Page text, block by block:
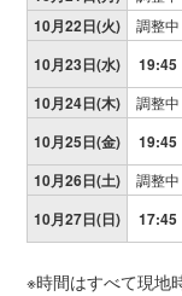
10月22日(火) 調整中
10月23日(水) 19:45
10月24日(木)
調整中
10月25日(金) 19:45
10月26日(土)
調整中
10月27日(日) 17:45
※時間はすべて現地